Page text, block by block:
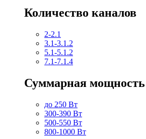
Количество каналов
2-2.1
3.1-3.1.2
5.1-5.1.2
7.1-7.1.4
Суммарная мощность
до 250 Вт
300-390 Вт
500-550 Вт
800-1000 Вт